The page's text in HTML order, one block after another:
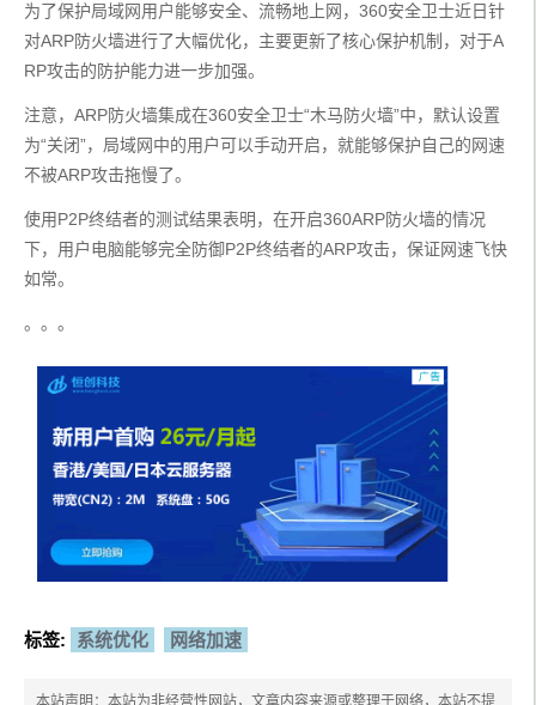
为了保护局域网用户能够安全、流畅地上网，360安全卫士近日针
对ARP防火墙进行了大幅优化，主要更新了核心保护机制，对于A
RP攻击的防护能力进一步加强。
注意，ARP防火墙集成在360安全卫士“木马防火墙”中，默认设置
为“关闭”，局域网中的用户可以手动开启，就能够保护自己的网速
不被ARP攻击拖慢了。
使用P2P终结者的测试结果表明，在开启360ARP防火墙的情况
下，用户电脑能够完全防御P2P终结者的ARP攻击，保证网速飞快
如常。
。。。
标签: 系统优化 网络加速
本站声明：本站为非经营性网站，文章内容来源或整理于网络，本站不提